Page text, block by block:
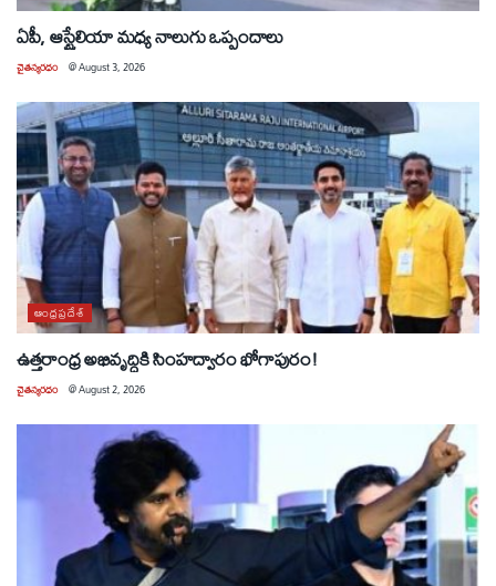
ఏపీ, ఆస్ట్రేలియా మధ్య నాలుగు ఒప్పందాలు
చైతన్యరధం @August 3, 2026
ఆంధ్రప్రదేశ్
ఉత్తరాంధ్ర అభివృద్ధికి సింహద్వారం భోగాపురం!
చైతన్యరధం @August 2, 2026